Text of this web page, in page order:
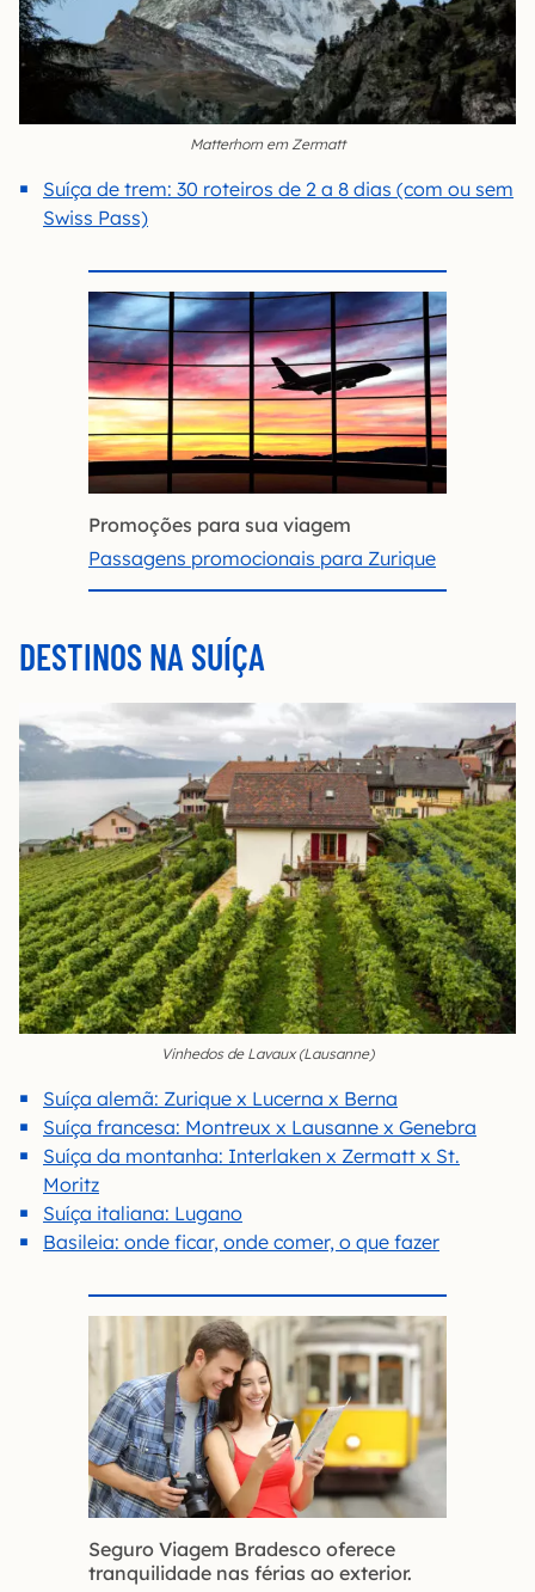
Matterhorn em Zermatt
Suíça de trem: 30 roteiros de 2 a 8 dias (com ou sem
Swiss Pass)
Promoções para sua viagem
Passagens promocionais para Zurique
DESTINOS NA SUÍÇA
Vinhedos de Lavaux (Lausanne)
Suíça alemã: Zurique x Lucerna x Berna
Suíça francesa: Montreux x Lausanne x Genebra
Suíça da montanha: Interlaken x Zermatt x St.
Moritz
Suíça italiana: Lugano
Basileia: onde ficar, onde comer, o que fazer
Seguro Viagem Bradesco oferece
tranquilidade nas férias ao exterior.